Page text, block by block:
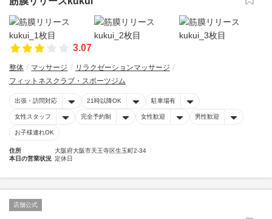
3.07
整体 マッサージ
リラクゼーションマッサージ
フィットネスクラブ・スポーツジム
出張・訪問対応 21時以降OK 駐車場有
女性スタッフ 完全予約制 女性歓迎 男性歓迎
お子様連れOK
住所
大阪府大阪市天王寺区生玉町2-34
本日の営業状況 定休日
店舗公式